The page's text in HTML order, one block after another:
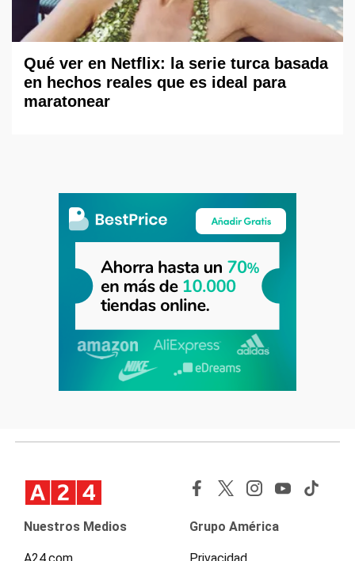
Qué ver en Netflix: la serie turca basada
en hechos reales que es ideal para
maratonear
Nuestros Medios Grupo América